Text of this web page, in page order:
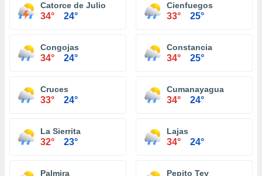
Catorce de Julio
34° 24°
Cienfuegos
33° 25°
Congojas
34° 24°
Constancia
34° 25°
Cruces
33° 24°
Cumanayagua
34° 24°
La Sierrita
32° 23°
Lajas
34° 24°
Palmira Pepito Tey